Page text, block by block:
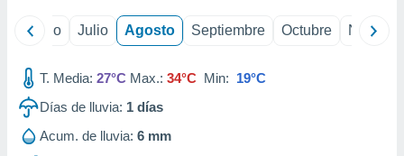
Junio Julio Agosto Septiembre Octubre
T. Media: 27°C Max.: 34°C Min: 19°C
Días de lluvia: 1 días
Acum. de lluvia: 6 mm